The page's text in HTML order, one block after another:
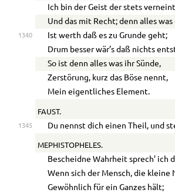
Ich bin der Geist der stets
Und das mit Recht; denn alles
1340
Ist werth daß es zu Grunde geht;
Drum besser wär’s daß nichts
So ist denn alles was ihr Sünde,
Zerstörung, kurz das Böse nennt,
Mein eigentliches Element.
FAUST.
1345 Du nennst dich einen Theil, und
MEPHISTOPHELES.
Bescheidne Wahrheit sprech’ ich
Wenn sich der Mensch, die kleine
Gewöhnlich für ein Ganzes hält;